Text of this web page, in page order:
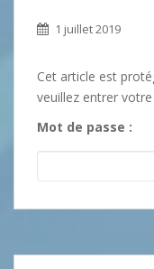
1 juillet 2019
Cet article est
veuillez entrer
Mot de passe :